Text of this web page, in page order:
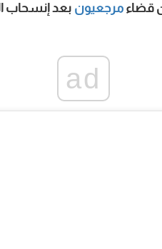
قضاء مرجعيون بعد إنسحاب
ad